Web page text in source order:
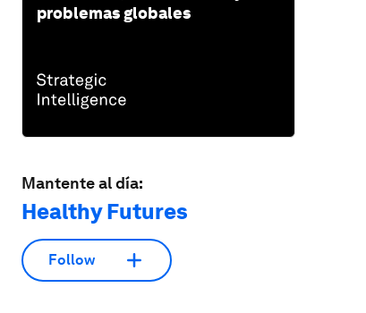
problemas globales
Mantente al día:
Healthy Futures
Follow